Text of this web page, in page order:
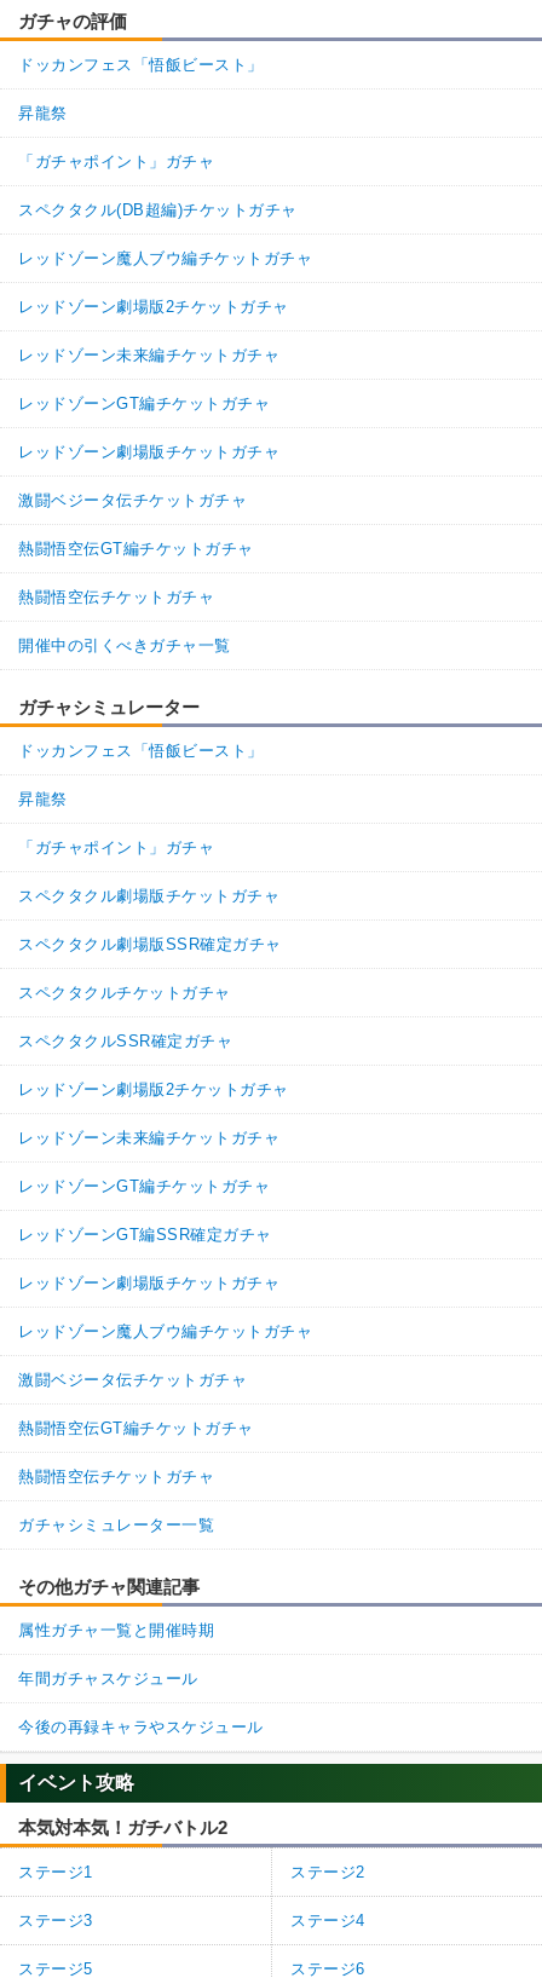
ガチャの評価
ドッカンフェス「悟飯ビースト」
昇龍祭
「ガチャポイント」ガチャ
スペクタクル(DB超編)チケットガチャ
レッドゾーン魔人ブウ編チケットガチャ
レッドゾーン劇場版2チケットガチャ
レッドゾーン未来編チケットガチャ
レッドゾーンGT編チケットガチャ
レッドゾーン劇場版チケットガチャ
激闘ベジータ伝チケットガチャ
熱闘悟空伝GT編チケットガチャ
熱闘悟空伝チケットガチャ
開催中の引くべきガチャ一覧
ガチャシミュレーター
ドッカンフェス「悟飯ビースト」
昇龍祭
「ガチャポイント」ガチャ
スペクタクル劇場版チケットガチャ
スペクタクル劇場版SSR確定ガチャ
スペクタクルチケットガチャ
スペクタクルSSR確定ガチャ
レッドゾーン劇場版2チケットガチャ
レッドゾーン未来編チケットガチャ
レッドゾーンGT編チケットガチャ
レッドゾーンGT編SSR確定ガチャ
レッドゾーン劇場版チケットガチャ
レッドゾーン魔人ブウ編チケットガチャ
激闘ベジータ伝チケットガチャ
熱闘悟空伝GT編チケットガチャ
熱闘悟空伝チケットガチャ
ガチャシミュレーター一覧
その他ガチャ関連記事
属性ガチャ一覧と開催時期
年間ガチャスケジュール
今後の再録キャラやスケジュール
イベント攻略
本気対本気！ガチバトル2
ステージ1 ステージ2
ステージ3 ステージ4
ステージ5 ステージ6